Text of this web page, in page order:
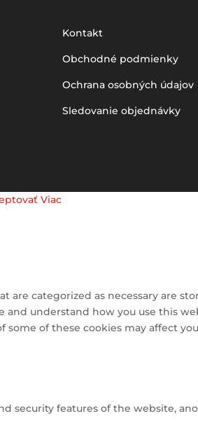
Kontakt
Obchodné podmienky
Ochrana osobných údajov
Sledovanie objednávky
Viac
categorized as necessary are
understand how you use this
of these cookies may affect
security features of the website,